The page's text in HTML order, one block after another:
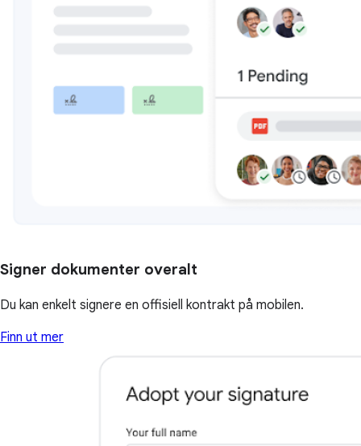
Signer dokumenter overalt
Du kan enkelt signere en offisiell kontrakt på mobilen.
Finn ut mer